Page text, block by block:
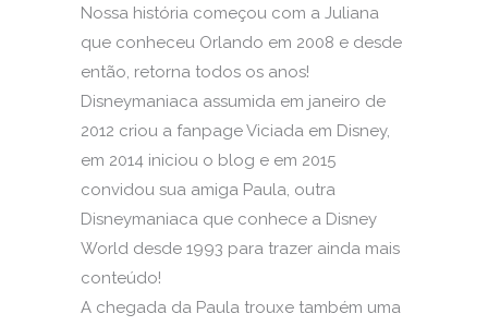
Nossa história começou com a Juliana
que conheceu Orlando em 2008 e desde
então, retorna todos os anos!
Disneymaniaca assumida em janeiro de
2012 criou a fanpage Viciada em Disney,
em 2014 iniciou o blog e em 2015
convidou sua amiga Paula, outra
Disneymaniaca que conhece a Disney
World desde 1993 para trazer ainda mais
conteúdo!
A chegada da Paula trouxe também uma